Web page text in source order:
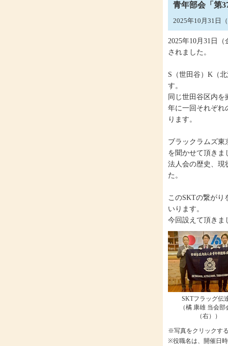
青年部会「第
2025年10月31日
2025年10月31日
されました。
S（世田谷）K（
す。
同じ世田谷区内
年に一回それぞれ
ります。
ブラックラムズ東
を聞かせて頂きま
法人会の歴史、現
た。
このSKTの繋がり
いります。
今回設えて頂きま
SKTフラッグ伝
（橘 康雄 当会部
（右））
※写真をクリックす
※役職名は、開催日